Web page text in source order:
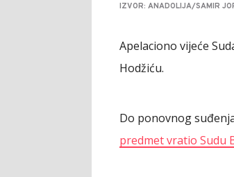
IZVOR: ANADOLIJA/SAMIR
Apelaciono vijeće
Hodžiću.
Do ponovnog
predmet vratio Sudu